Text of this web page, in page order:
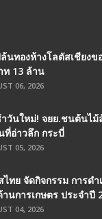
นทองห้างโลตัสเชียงข
ท 13 ล้าน
06, 2026
วันใหม่! จยย.ชนต้นไ
ที่อ่าวลึก กระบี่
05, 2026
ไทย จัดกิจกรรม การด
นการเกษตร ประจำปี
04, 2026